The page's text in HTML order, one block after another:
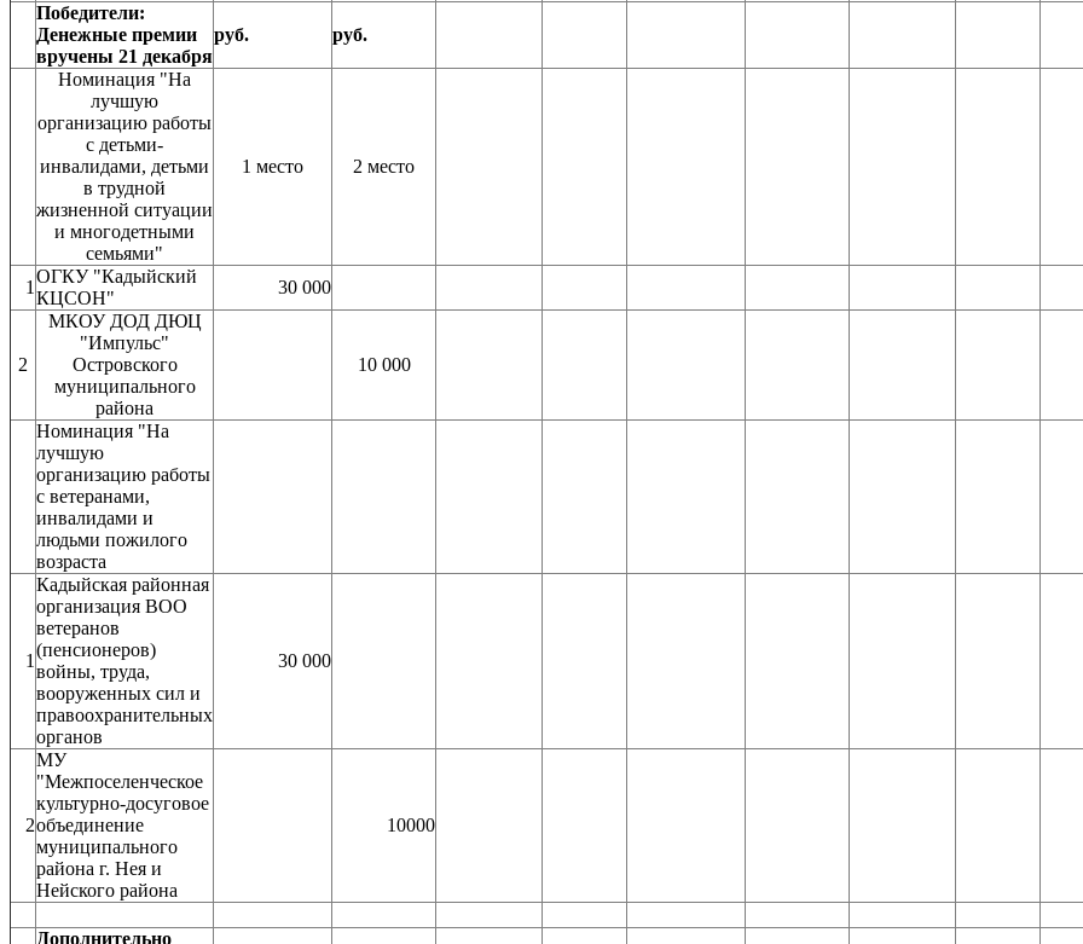
Победители:
Денежные премии
вручены 21 декабря
руб. руб.
Номинация "На
лучшую
организацию работы
с детьми-
инвалидами, детьми
в трудной
жизненной ситуации
и многодетными
семьями"
1 место 2 место
1
ОГКУ "Кадыйский
КЦСОН"
30 000
2
МКОУ ДОД ДЮЦ
"Импульс"
Островского
муниципального
района
10 000
Номинация "На
лучшую
организацию работы
с ветеранами,
инвалидами и
людьми пожилого
возраста
1
Кадыйская районная
организация ВОО
ветеранов
(пенсионеров)
войны, труда,
вооруженных сил и
правоохранительных
органов
30 000
2
МУ
"Межпоселенческое
культурно-досуговое
объединение
муниципального
района г. Нея и
Нейского района
10000
Дополнительно